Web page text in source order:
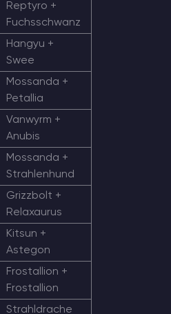
Reptyro +
Fuchsschwanz
Hangyu +
Swee
Mossanda +
Petallia
Vanwyrm +
Anubis
Mossanda +
Strahlenhund
Grizzbolt +
Relaxaurus
Kitsun +
Astegon
Frostallion +
Frostallion
Strahldrache